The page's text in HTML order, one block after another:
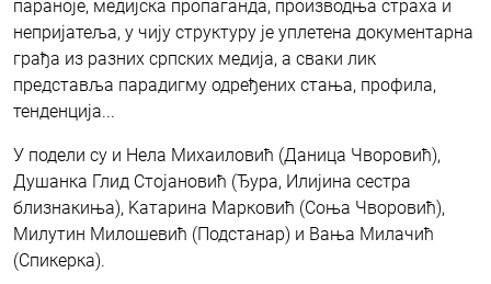
параноје, медијска пропаганда, производња страха и
непријатеља, у чију структуру је уплетена документарна
грађа из разних српских медија, а сваки лик
представља парадигму одређених стања, профила,
тенденција...
У подели су и Нела Михаиловић (Даница Чворовић),
Душанка Глид Стојановић (Ђура, Илијина сестра
близнакиња), Kатарина Марковић (Соња Чворовић),
Милутин Милошевић (Подстанар) и Вања Милачић
(Спикерка).